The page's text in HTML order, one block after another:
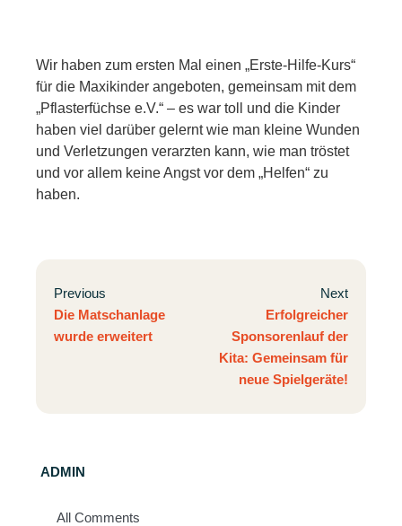
Wir haben zum ersten Mal einen „Erste-Hilfe-Kurs“
für die Maxikinder angeboten, gemeinsam mit dem
„Pflasterfüchse e.V.“ – es war toll und die Kinder
haben viel darüber gelernt wie man kleine Wunden
und Verletzungen verarzten kann, wie man tröstet
und vor allem keine Angst vor dem „Helfen“ zu
haben.
Previous
Die Matschanlage
wurde erweitert
Next
Erfolgreicher
Sponsorenlauf der
Kita: Gemeinsam für
neue Spielgeräte!
ADMIN
All Comments